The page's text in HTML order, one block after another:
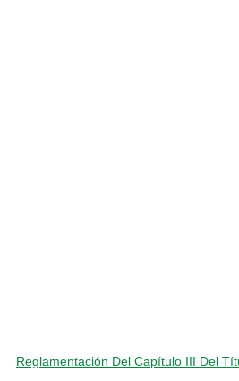
Reglamentación Del Capítulo III Del